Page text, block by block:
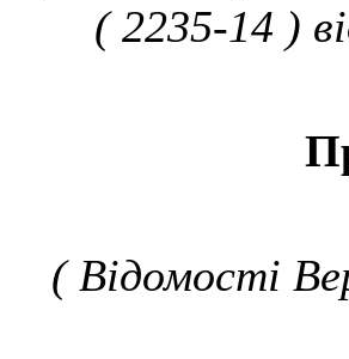
( 2235-14 )
( Відомості